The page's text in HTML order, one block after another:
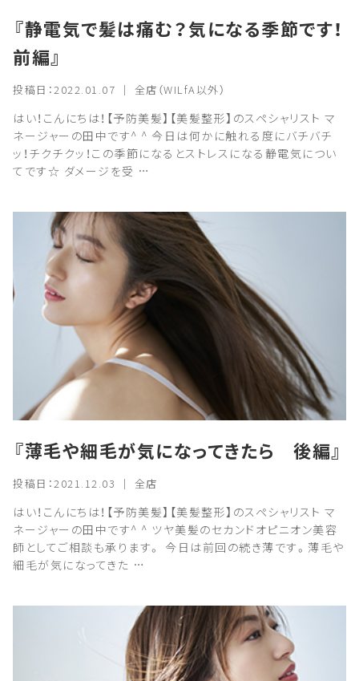
『静電気で髪は痛む？気になる季節です！
前編』
投稿日：2022.01.07 ｜ 全店（WILfA以外）
はい！こんにちは！【予防美髪】【美髪整形】のスペシャリスト マ
ネージャーの田中です^ ^ 今日は何かに触れる度にバチバチ
ッ！チクチクッ！この季節になるとストレスになる静電気につい
てです☆ ダメージを受 …
『薄毛や細毛が気になってきたら 後編』
投稿日：2021.12.03 ｜ 全店
はい！こんにちは！【予防美髪】【美髪整形】のスペシャリスト マ
ネージャーの田中です^ ^ ツヤ美髪のセカンドオピニオン美容
師としてご相談も承ります。 今日は前回の続き薄です。薄毛や
細毛が気になってきた …